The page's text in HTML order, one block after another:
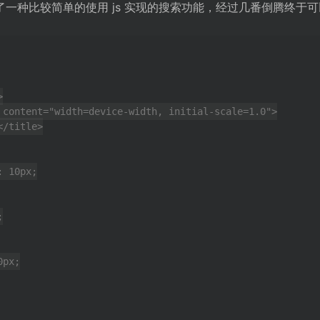
种比较简单的使用 js 实现的搜索功能，经过几番倒腾终于可